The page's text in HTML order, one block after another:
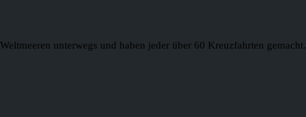
unterwegs und haben jeder über 60 Kreuzfahrten gemacht.